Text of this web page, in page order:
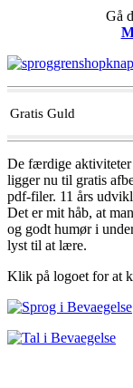
Gå
Gratis Guld
De færdige
ligger nu til gratis
pdf-filer. 11 års
Det er mit håb, at
og godt humør i
lyst til at lære.
Klik på logoet for at